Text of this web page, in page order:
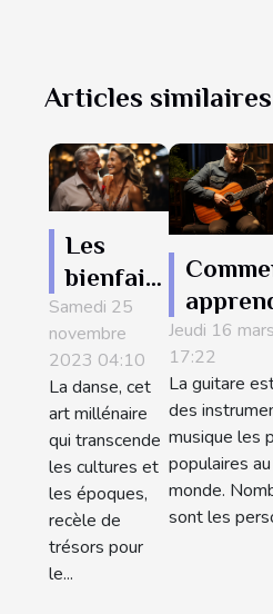
Articles similaires
Les
bienfaits
de la
danse
sur la
santé
physique
et
mentale
Samedi 25
novembre
2023 04:10
La danse, cet
art millénaire
qui transcende
les cultures et
les époques,
recèle de
trésors pour
le...
jouer à
guitare
Jeudi 16
17:22
La guitare
des
musique les
populaires au
monde.
sont les